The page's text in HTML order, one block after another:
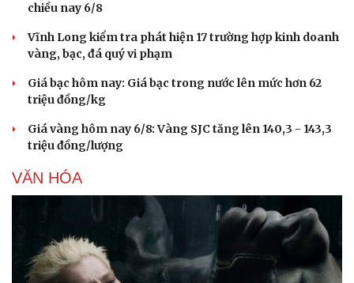
Du lịch
Tư vấn
Săn Tour
Câu chuyện thời sự
chiều nay 6/8
Vĩnh Long kiểm tra phát hiện 17 trường hợp kinh doanh
vàng, bạc, đá quý vi phạm
Giá bạc hôm nay: Giá bạc trong nước lên mức hơn 62
triệu đồng/kg
Giá vàng hôm nay 6/8: Vàng SJC tăng lên 140,3 - 143,3
triệu đồng/lượng
VĂN HÓA